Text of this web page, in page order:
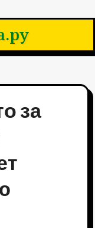
за